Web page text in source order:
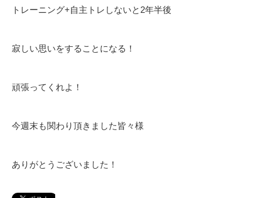
トレーニング+自主トレしないと2年半後
寂しい思いをすることになる！
頑張ってくれよ！
今週末も関わり頂きました皆々様
ありがとうございました！